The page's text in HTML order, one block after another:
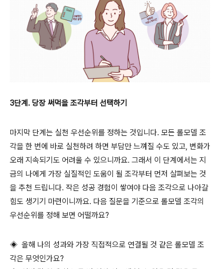
3단계. 당장 써먹을 조각부터 선택하기
마지막 단계는 실천 우선순위를 정하는 것입니다. 모든 롤모델 조
각을 한 번에 바로 실천하려 하면 부담만 느껴질 수도 있고, 변화가
오래 지속되기도 어려울 수 있으니까요. 그래서 이 단계에서는 지
금의 나에게 가장 실질적인 도움이 될 조각부터 먼저 살펴보는 것
을 추천 드립니다. 작은 성공 경험이 쌓여야 다음 조각으로 나아갈
힘도 생기기 마련이니까요. 다음 질문을 기준으로 롤모델 조각의
우선순위를 정해 보면 어떨까요?
◈ 올해 나의 성과와 가장 직접적으로 연결될 것 같은 롤모델 조
각은 무엇인가요?